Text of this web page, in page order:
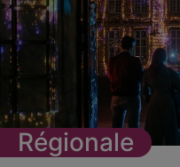
Régionale